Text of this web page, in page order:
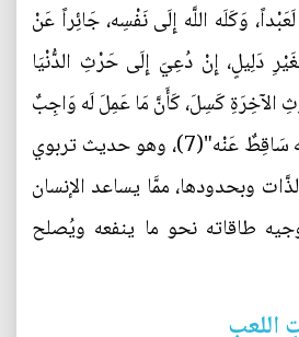
وَكَلَه اللَّه إِلَى نَفْسِه، جَائِراً عَنْ
دَلِيلٍ، إِنْ دُعِيَ إِلَى حَرْثِ الدُّنْيَا
الآخِرَةِ كَسِلَ، كَأَنَّ مَا عَمِلَ لَه وَاجِبٌ
عَلَيْه، وكَأَنَّ مَا وَنَى فِيه سَاقِطٌ عَنْه"(7)، وهو حديث تربوي
وبحدودها، ممَّا يساعد الإنسان
طاقاته نحو ما ينفعه ويُصلح
اللعب